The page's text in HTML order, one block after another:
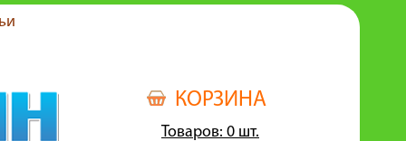
КОРЗИНА
Товаров: 0 шт.